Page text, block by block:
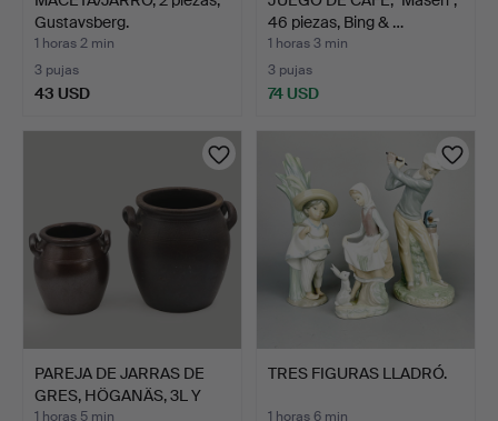
Gustavsberg.
1 horas 2 min
3 pujas
43 USD
46 piezas, Bing & …
1 horas 3 min
3 pujas
74 USD
PAREJA DE JARRAS DE
GRES, HÖGANÄS, 3L Y
1 horas 5 min
TRES FIGURAS LLADRÓ.
1 horas 6 min